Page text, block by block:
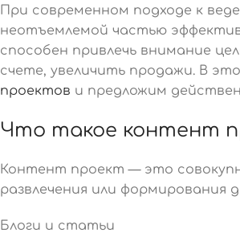
При современном подходе к
неотъемлемой частью
способен привлечь внимание
счете, увеличить продажи. В
проектов и предложим
Что такое контент
Контент проект — это
развлечения или
Блоги и статьи